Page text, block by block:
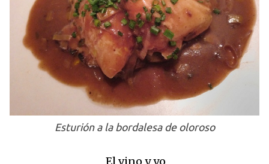
Esturión a la bordalesa de oloroso